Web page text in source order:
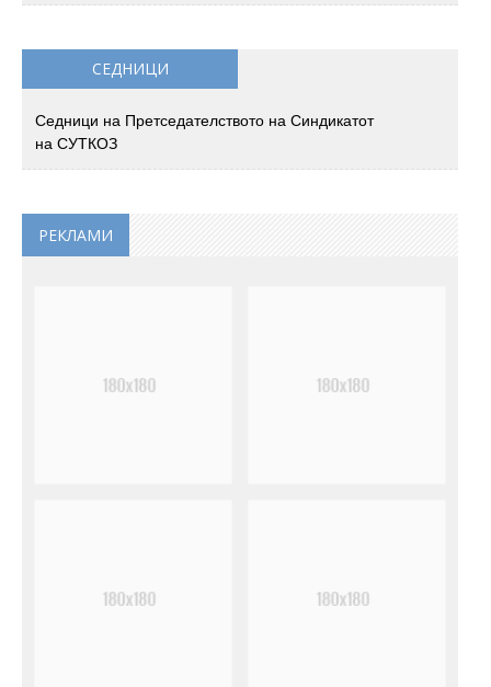
СЕДНИЦИ
Седници на Претседателството на Синдикатот
на СУТКОЗ
РЕКЛАМИ